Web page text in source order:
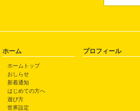
ホーム
ホームトップ
おしらせ
新着通知
はじめての方へ
遊び方
世界設定
プロフィール